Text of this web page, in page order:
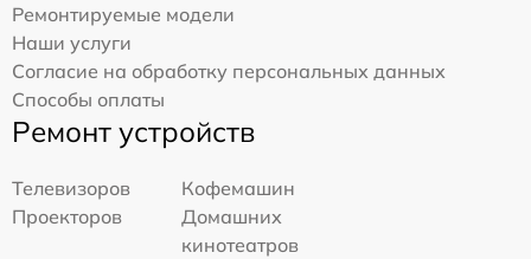
Ремонтируемые модели
Наши услуги
Согласие на обработку персональных данных
Способы оплаты
Ремонт устройств
Телевизоров
Кофемашин
Проекторов
Домашних
кинотеатров